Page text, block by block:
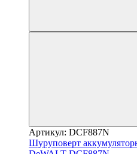
Артикул: DCF887N
Шуруповерт